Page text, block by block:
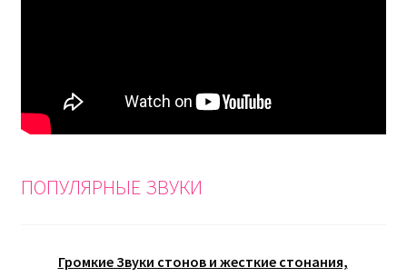
ПОПУЛЯРНЫЕ ЗВУКИ
Громкие Звуки стонов и жесткие стонания,